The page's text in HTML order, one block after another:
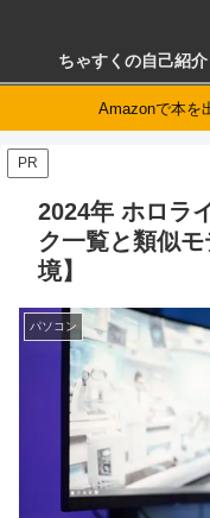
ちゃすくの自己紹介
Amazonで本を
PR
2024年 ホロラ
ク一覧と類似
境】
パソコン